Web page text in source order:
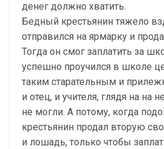
денег должно хватить.
Бедный крестьянин тяжело
отправился на ярмарку и
Тогда он смог заплатить за
успешно проучился в школе
таким старательным и
и отец, и учителя, глядя на на
не могли. А потому, когда
крестьянин продал вторую
и лошадь, только чтобы